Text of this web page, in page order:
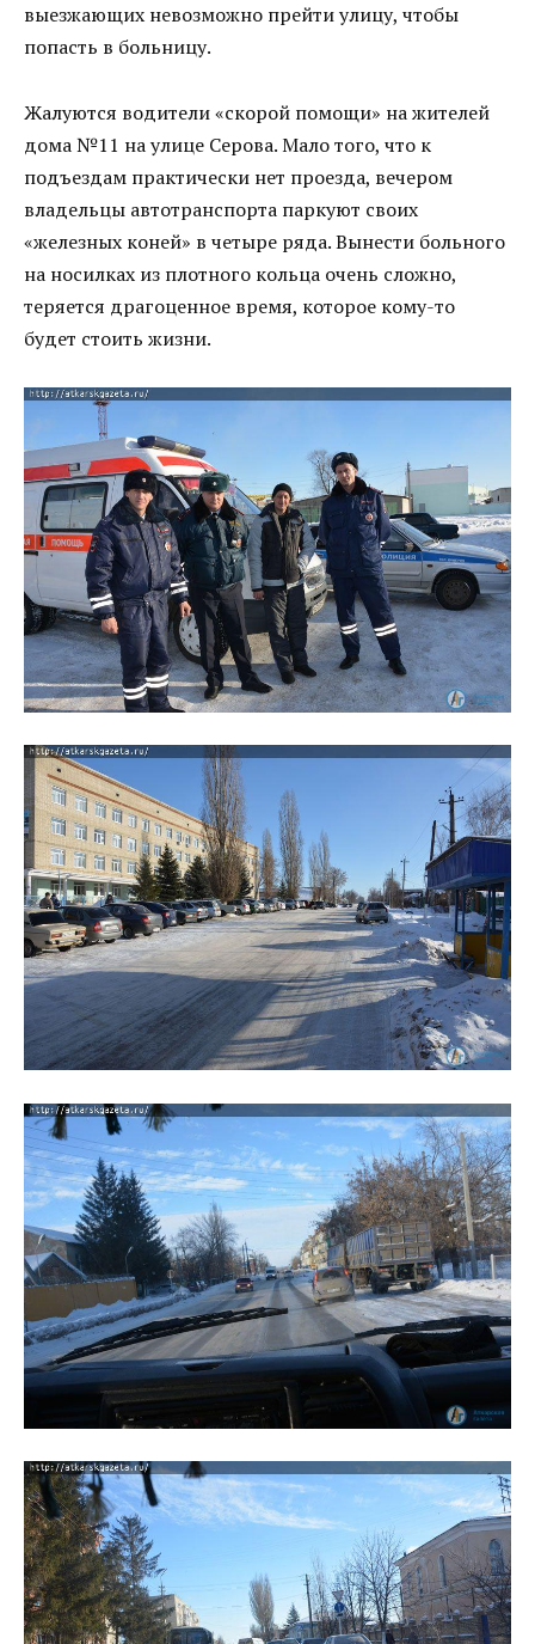
выезжающих невозможно прейти улицу, чтобы
попасть в больницу.
Жалуются водители «скорой помощи» на жителей
дома №11 на улице Серова. Мало того, что к
подъездам практически нет проезда, вечером
владельцы автотранспорта паркуют своих
«железных коней» в четыре ряда. Вынести больного
на носилках из плотного кольца очень сложно,
теряется драгоценное время, которое кому-то
будет стоить жизни.